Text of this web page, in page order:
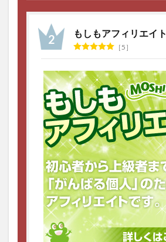
もしもアフィリエイト
5